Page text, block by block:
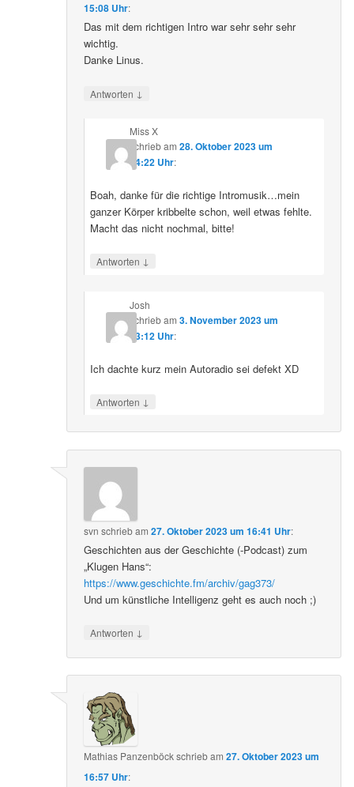
15:08 Uhr:
Das mit dem richtigen Intro war sehr sehr sehr
wichtig.
Danke Linus.
Antworten ↓
Miss X
schriebam 28. Oktober 2023 um
14:22 Uhr:
Boah, danke für die richtige Intromusik…mein
ganzer Körper kribbelte schon, weil etwas fehlte.
Macht das nicht nochmal, bitte!
Antworten ↓
Josh
schriebam 3. November 2023 um
13:12 Uhr:
Ich dachte kurz mein Autoradio sei defekt XD
Antworten ↓
svn schriebam27. Oktober 2023 um 16:41 Uhr:
Geschichten aus der Geschichte (-Podcast) zum
„Klugen Hans“:
https://www.geschichte.fm/archiv/gag373/
Und um künstliche Intelligenz geht es auch noch ;)
Antworten ↓
Mathias Panzenböckschriebam27. Oktober 2023 um
16:57 Uhr: